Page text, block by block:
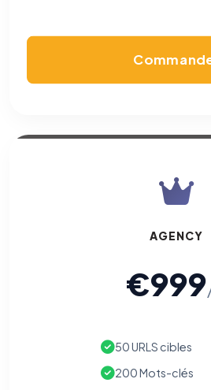
AGENCY
€999
50 URLS cibles
200 Mots-clés